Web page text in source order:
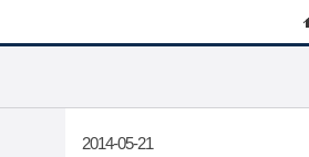
2014-05-21